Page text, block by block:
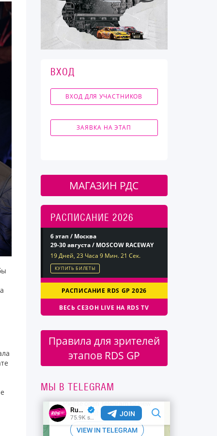
ВХОД
ВХОД ДЛЯ УЧАСТНИКОВ
ЗАЯВКА НА ЭТАП
МАГАЗИН РДС
РАСПИСАНИЕ 2026
6 этап / Москва
29-30 августа / MOSCOW RACEWAY
19 Дней, 23 Часа 9 Мин. 20 Сек.
КУПИТЬ БИЛЕТЫ
РАСПИСАНИЕ RDS GP 2026
ВЕСЬ СЕЗОН LIVE НА RDS TV
Правила для зрителей
этапов RDS GP
МЫ В TELEGRAM